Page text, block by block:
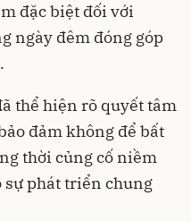
đặc biệt đối với
ngày đêm đóng góp
thể hiện rõ quyết tâm
đảm không để bất
thời củng cố niềm
sự phát triển chung